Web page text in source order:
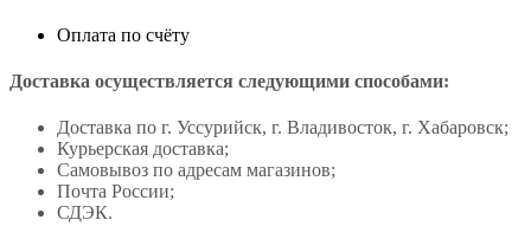
Оплата по счёту
Доставка осуществляется следующими способами:
Доставка по г. Уссурийск, г. Владивосток, г. Хабаровск;
Курьерская доставка;
Самовывоз по адресам магазинов;
Почта России;
СДЭК.